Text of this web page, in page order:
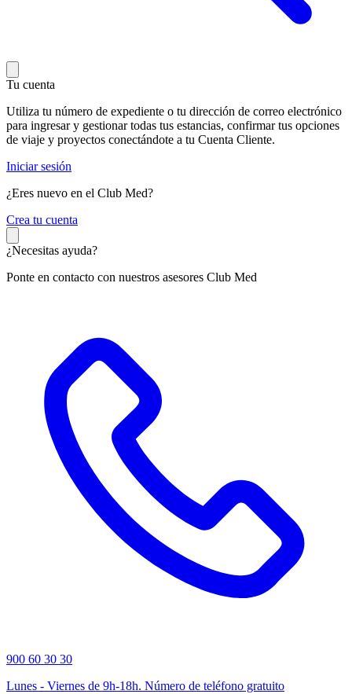
Tu cuenta
Utiliza tu número de expediente o tu dirección de correo electrónico
para ingresar y gestionar todas tus estancias, confirmar tus opciones
de viaje y proyectos conectándote a tu Cuenta Cliente.
Iniciar sesión
¿Eres nuevo en el Club Med?
Crea tu cuenta
¿Necesitas ayuda?
Ponte en contacto con nuestros asesores Club Med
900 60 30 30
Lunes - Viernes de 9h-18h. Número de teléfono gratuito